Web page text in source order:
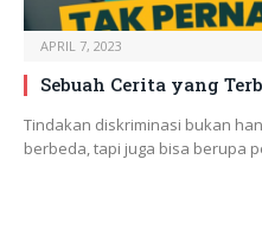
APRIL 7, 2023
Sebuah Cerita yang
Tindakan diskriminasi bukan
berbeda, tapi juga bisa berupa